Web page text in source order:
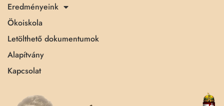
Eredményeink
Ökoiskola
Letölthető dokumentumok
Alapítvány
Kapcsolat